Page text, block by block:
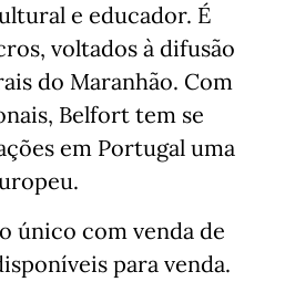
e educador. É
voltados à difusão
do Maranhão. Com
Belfort tem se
em Portugal uma
único com venda de
para venda.